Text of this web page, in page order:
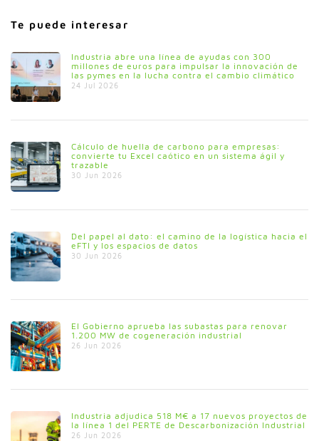
Te puede interesar
Industria abre una línea de ayudas con 300
millones de euros para impulsar la innovación de
las pymes en la lucha contra el cambio climático
24 Jul 2026
Cálculo de huella de carbono para empresas:
convierte tu Excel caótico en un sistema ágil y
trazable
30 Jun 2026
Del papel al dato: el camino de la logística hacia el
eFTI y los espacios de datos
30 Jun 2026
El Gobierno aprueba las subastas para renovar
1.200 MW de cogeneración industrial
26 Jun 2026
Industria adjudica 518 M€ a 17 nuevos proyectos de
la línea 1 del PERTE de Descarbonización Industrial
26 Jun 2026